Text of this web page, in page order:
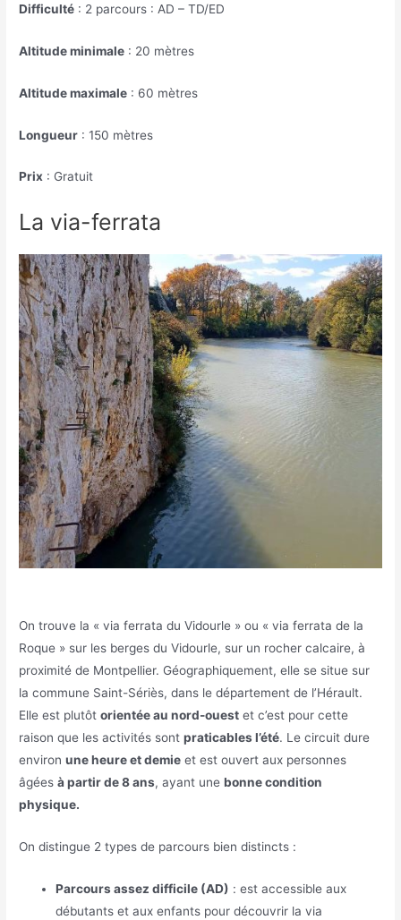
Difficulté : 2 parcours : AD – TD/ED
Altitude minimale : 20 mètres
Altitude maximale : 60 mètres
Longueur : 150 mètres
Prix : Gratuit
La via-ferrata
On trouve la « via ferrata du Vidourle » ou « via ferrata de la
Roque » sur les berges du Vidourle, sur un rocher calcaire, à
proximité de Montpellier. Géographiquement, elle se situe sur
la commune Saint-Sériès, dans le département de l’Hérault.
Elle est plutôtorientée au nord-ouest et c’est pour cette
raison que les activités sontpraticables l’été. Le circuit dure
environune heure et demie et est ouvert aux personnes
âgéesà partir de 8 ans, ayant unebonne condition
physique.
On distingue 2 types de parcours bien distincts :
Parcours assez difficile (AD) : est accessible aux
débutants et aux enfants pour découvrir la via